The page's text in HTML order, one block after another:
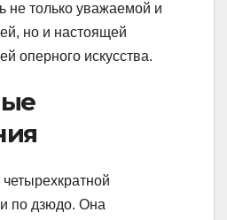
не только уважаемой и
но и настоящей
оперного искусства.
по дзюдо. Она